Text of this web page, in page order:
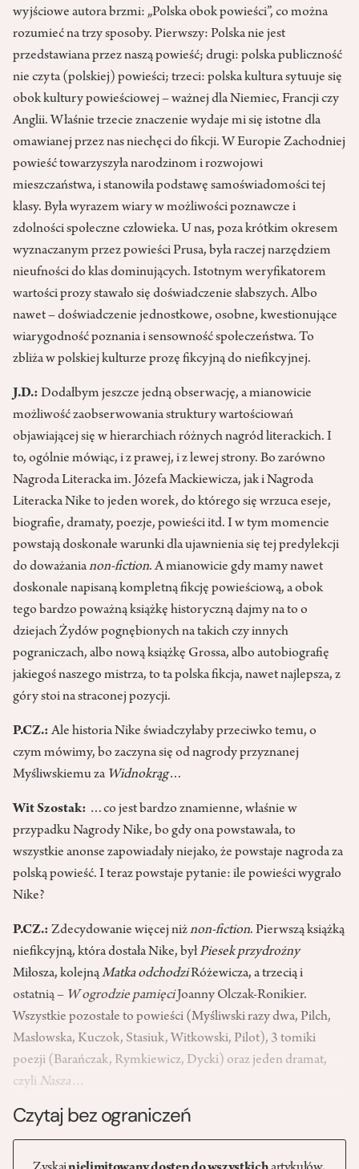
wyjściowe autora brzmi: „Polska obok powieści”, co można
rozumieć na trzy sposoby. Pierwszy: Polska nie jest
przedstawiana przez naszą powieść; drugi: polska publiczność
nie czyta (polskiej) powieści; trzeci: polska kultura sytuuje się
obok kultury powieściowej – ważnej dla Niemiec, Francji czy
Anglii. Właśnie trzecie znaczenie wydaje mi się istotne dla
omawianej przez nas niechęci do fikcji. W Europie Zachodniej
powieść towarzyszyła narodzinom i rozwojowi
mieszczaństwa, i stanowiła podstawę samoświadomości tej
klasy. Była wyrazem wiary w możliwości poznawcze i
zdolności społeczne człowieka. U nas, poza krótkim okresem
wyznaczanym przez powieści Prusa, była raczej narzędziem
nieufności do klas dominujących. Istotnym weryfikatorem
wartości prozy stawało się doświadczenie słabszych. Albo
nawet – doświadczenie jednostkowe, osobne, kwestionujące
wiarygodność poznania i sensowność społeczeństwa. To
zbliża w polskiej kulturze prozę fikcyjną do niefikcyjnej.
J.D.: Dodałbym jeszcze jedną obserwację, a mianowicie
możliwość zaobserwowania struktury wartościowań
objawiającej się w hierarchiach różnych nagród literackich. I
to, ogólnie mówiąc, i z prawej, i z lewej strony. Bo zarówno
Nagroda Literacka im. Józefa Mackiewicza, jak i Nagroda
Literacka Nike to jeden worek, do którego się wrzuca eseje,
biografie, dramaty, poezje, powieści itd. I w tym momencie
powstają doskonałe warunki dla ujawnienia się tej predylekcji
do doważanianon-fiction. A mianowicie gdy mamy nawet
doskonale napisaną kompletną fikcję powieściową, a obok
tego bardzo poważną książkę historyczną dajmy na to o
dziejach Żydów pognębionych na takich czy innych
pograniczach, albo nową książkę Grossa, albo autobiografię
jakiegoś naszego mistrza, to ta polska fikcja, nawet najlepsza, z
góry stoi na straconej pozycji.
P.CZ.: Ale historia Nike świadczyłaby przeciwko temu, o
czym mówimy, bo zaczyna się od nagrody przyznanej
Myśliwskiemu za Widnokrąg…
Wit Szostak: …co jest bardzo znamienne, właśnie w
przypadku Nagrody Nike, bo gdy ona powstawała, to
wszystkie anonse zapowiadały niejako, że powstaje nagroda za
polską powieść. I teraz powstaje pytanie: ile powieści wygrało
Nike?
P.CZ.: Zdecydowanie więcej niżnon-fiction. Pierwszą książką
niefikcyjną, która dostała Nike, byłPiesek przydrożny
Miłosza, kolejnąMatka odchodziRóżewicza, a trzecią i
ostatnią – W ogrodzie pamięciJoanny Olczak-Ronikier.
Wszystkie pozostałe to powieści (Myśliwski razy dwa, Pilch,
Masłowska, Kuczok, Stasiuk, Witkowski, Pilot), 3 tomiki
poezji (Barańczak, Rymkiewicz, Dycki) oraz jeden dramat,
czyli Nasza…
Czytaj bez ograniczeń